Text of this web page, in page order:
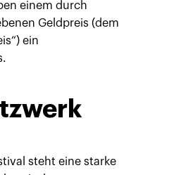
einem durch
Geldpreis (dem
ein
steht eine starke